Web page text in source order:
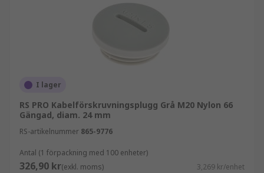
I lager
RS PRO Kabelförskruvningsplugg Grå M20 Nylon 66
Gängad, diam. 24 mm
RS-artikelnummer 865-9776
Antal (1 förpackning med 100 enheter)
326,90 kr(exkl. moms) 3,269 kr/enhet